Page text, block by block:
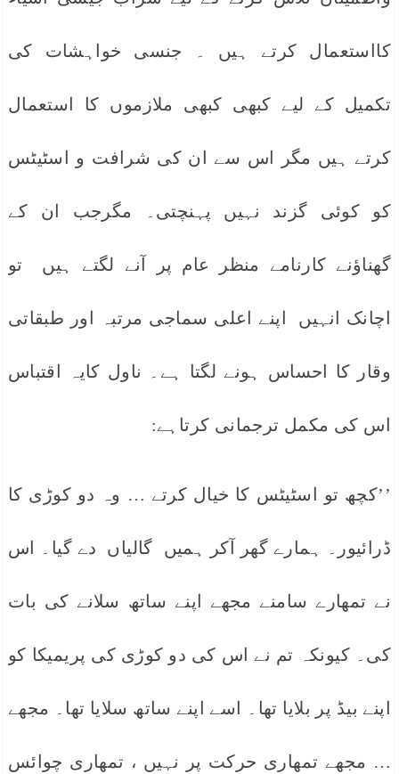
کااستعمال کرتے ہیں ۔ جنسی خواہشات کی
تکمیل کے لیے کبھی کبھی ملازموں کا استعمال
کرتے ہیں مگر اس سے ان کی شرافت و اسٹیٹس
کو کوئی گزند نہیں پہنچتی۔ مگرجب ان کے
گھناؤنے کارنامے منظر عام پر آنے لگتے ہیں تو
اچانک انہیں اپنے اعلی سماجی مرتبہ اور طبقاتی
وقار کا احساس ہونے لگتا ہے۔ ناول کایہ اقتباس
اس کی مکمل ترجمانی کرتاہے:
’’کچھ تو اسٹیٹس کا خیال کرتے … وہ دو کوڑی کا
ڈرائیور۔ ہمارے گھر آکر ہمیں گالیاں دے گیا۔ اس
نے تمھارے سامنے مجھے اپنے ساتھ سلانے کی بات
کی۔ کیونکہ تم نے اس کی دو کوڑی کی پریمیکا کو
اپنے بیڈ پر بلایا تھا۔ اسے اپنے ساتھ سلایا تھا۔ مجھے
… مجھے تمھاری حرکت پر نہیں ، تمھاری چوائس